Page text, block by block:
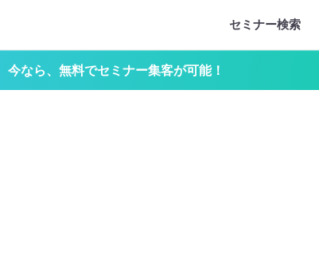
セミナー検索
今なら、無料でセミナー集客が可能！